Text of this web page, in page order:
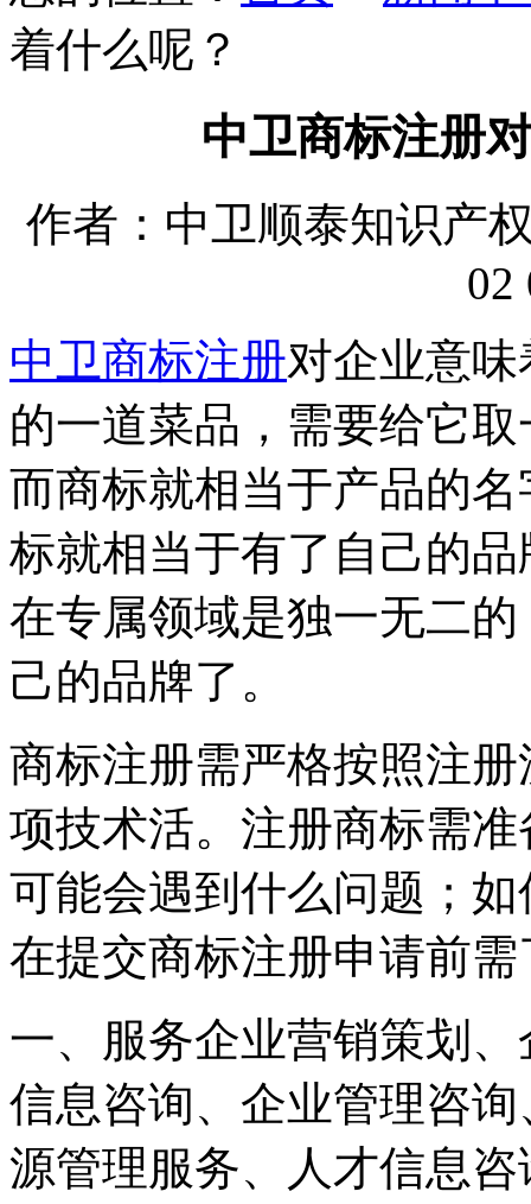
着什么呢？
中卫商标注册
作者：中卫顺泰知识产
02
中卫商标注册对企业意
的一道菜品，需要给它
而商标就相当于产品的
标就相当于有了自己的
在专属领域是独一无二
己的品牌了。
商标注册需严格按照注
项技术活。注册商标需
可能会遇到什么问题；
在提交商标注册申请前
一、服务企业营销策划
信息咨询、企业管理咨
源管理服务、人才信息